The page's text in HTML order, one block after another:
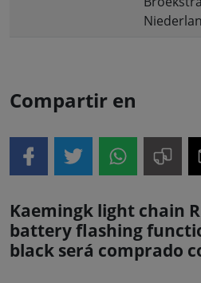
Compartir en
Kaemingk light chain
battery flashing
black será comprado